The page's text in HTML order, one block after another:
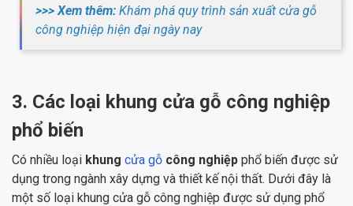
>>> Xem thêm: Khám phá quy trình sản xuất cửa gỗ
công nghiệp hiện đại ngày nay
3. Các loại khung cửa gỗ công nghiệp
phổ biến
Có nhiều loại khung cửa gỗ công nghiệp phổ biến được sử
dụng trong ngành xây dựng và thiết kế nội thất. Dưới đây là
một số loại khung cửa gỗ công nghiệp được sử dụng phổ